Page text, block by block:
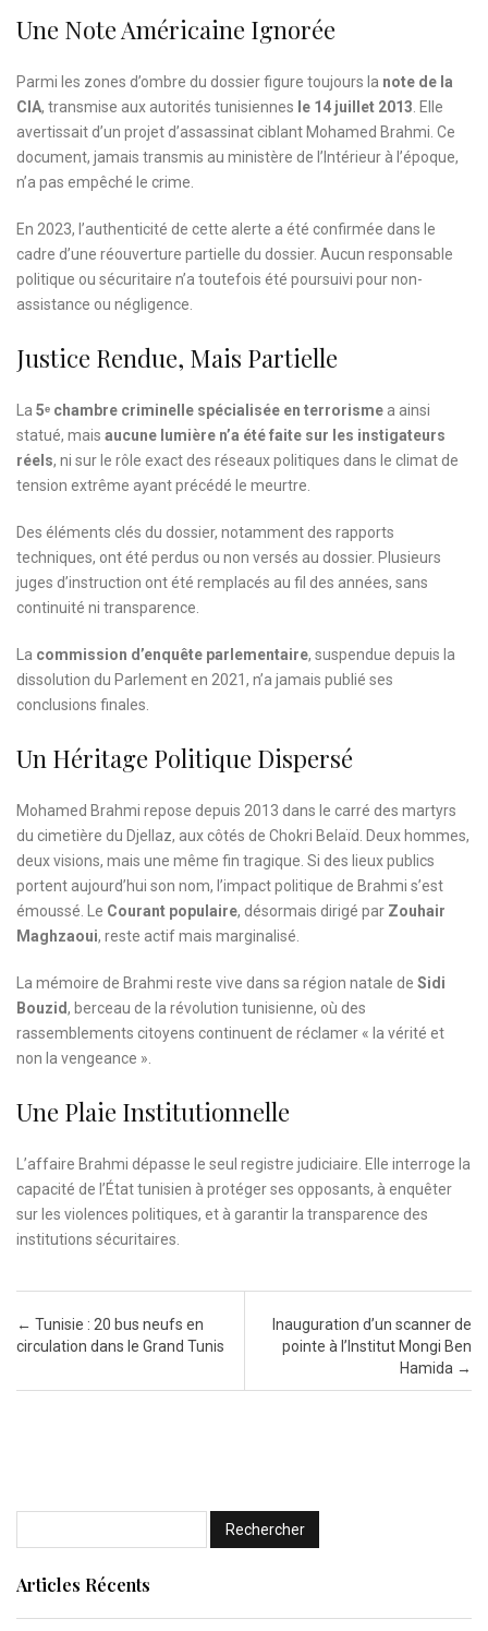
Une Note Américaine Ignorée
Parmi les zones d’ombre du dossier figure toujours la note de la
CIA, transmise aux autorités tunisiennes le 14 juillet 2013 . Elle
avertissait d’un projet d’assassinat ciblant Mohamed Brahmi. Ce
document, jamais transmis au ministère de l’Intérieur à l’époque,
n’a pas empêché le crime.
En 2023, l’authenticité de cette alerte a été confirmée dans le
cadre d’une réouverture partielle du dossier. Aucun responsable
politique ou sécuritaire n’a toutefois été poursuivi pour non-
assistance ou négligence.
Justice Rendue, Mais Partielle
La 5ᵉ chambre criminelle spécialisée en terrorisme a ainsi
statué, mais aucune lumière n’a été faite sur les instigateurs
réels, ni sur le rôle exact des réseaux politiques dans le climat de
tension extrême ayant précédé le meurtre.
Des éléments clés du dossier, notamment des rapports
techniques, ont été perdus ou non versés au dossier. Plusieurs
juges d’instruction ont été remplacés au fil des années, sans
continuité ni transparence.
La commission d’enquête parlementaire, suspendue depuis la
dissolution du Parlement en 2021, n’a jamais publié ses
conclusions finales.
Un Héritage Politique Dispersé
Mohamed Brahmi repose depuis 2013 dans le carré des martyrs
du cimetière du Djellaz, aux côtés de Chokri Belaïd. Deux hommes,
deux visions, mais une même fin tragique. Si des lieux publics
portent aujourd’hui son nom, l’impact politique de Brahmi s’est
émoussé. Le Courant populaire, désormais dirigé par Zouhair
Maghzaoui, reste actif mais marginalisé.
La mémoire de Brahmi reste vive dans sa région natale de Sidi
Bouzid, berceau de la révolution tunisienne, où des
rassemblements citoyens continuent de réclamer « la vérité et
non la vengeance ».
Une Plaie Institutionnelle
L’affaire Brahmi dépasse le seul registre judiciaire. Elle interroge la
capacité de l’État tunisien à protéger ses opposants, à enquêter
sur les violences politiques, et à garantir la transparence des
institutions sécuritaires.
Post navigation
← Tunisie : 20 bus neufs en
circulation dans le Grand Tunis
Inauguration d’un scanner de
pointe à l’Institut Mongi Ben
Hamida →
Articles Récents